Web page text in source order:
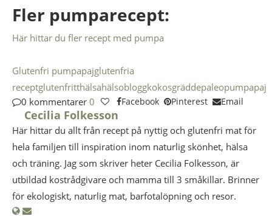
Fler pumparecept:
Här hittar du fler recept med pumpa
Glutenfri pumpapajglutenfria
receptglutenfritthälsahälsobloggkokosgräddepaleopumpapaj
0 kommentarer 0 Facebook Pinterest Email
Cecilia Folkesson
Här hittar du allt från recept på nyttig och glutenfri mat för
hela familjen till inspiration inom naturlig skönhet, hälsa
och träning. Jag som skriver heter Cecilia Folkesson, är
utbildad kostrådgivare och mamma till 3 småkillar. Brinner
för ekologiskt, naturlig mat, barfotalöpning och resor.